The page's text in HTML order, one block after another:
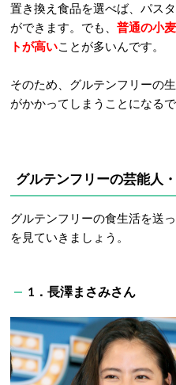
置き換え食品を選べば、パス
ができます。でも、 普通の小
トが高いことが多いんです。
そのため、グルテンフリーの
がかかってしまうことになるで
グルテンフリーの芸能
グルテンフリーの食生活を送
を見ていきましょう。
1．長澤まさみさん